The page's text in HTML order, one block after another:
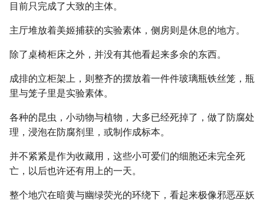
目前只完成了大致的主体。
主厅堆放着美姬捕获的实验素体，侧房则是休息的地方。
除了桌椅柜床之外，并没有其他看起来多余的东西。
成排的立柜架上，则整齐的摆放着一件件玻璃瓶铁丝笼，瓶
里与笼子里是实验素体。
各种的昆虫，小动物与植物，大多已经死掉了，做了防腐处
理，浸泡在防腐剂里，或制作成标本。
并不紧紧是作为收藏用，这些小可爱们的细胞还未完全死
亡，以后也许还有用上的一天。
整个地穴在暗黄与幽绿荧光的环绕下，看起来极像邪恶巫妖